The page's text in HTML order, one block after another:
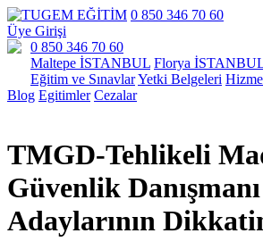
0 850 346 70 60
Üye Girişi
0 850 346 70 60
Maltepe İSTANBUL Florya
Eğitim ve SınavlarYetki Belgeleri
Blog Egitimler Cezalar
TMGD-Tehlikeli
Güvenlik Danışmanı
Adaylarının